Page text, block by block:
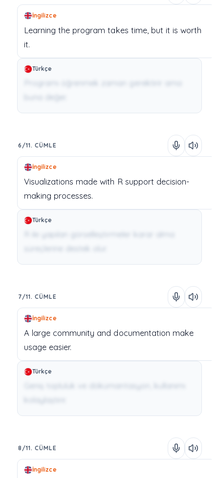
İngilizce
Learning the program takes time, but it is worth
it.
Türkçe
Programı öğrenmek zaman gerektirir ama
buna değer.
6/11. CÜMLE
İngilizce
Visualizations made with R support decision-
making processes.
Türkçe
R ile yapılan görselleştirmeler karar alma
süreçlerine destek olur.
7/11. CÜMLE
İngilizce
A large community and documentation make
usage easier.
Türkçe
8/11. CÜMLE
İngilizce